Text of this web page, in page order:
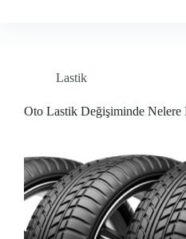
Lastik
Oto Lastik Değişiminde